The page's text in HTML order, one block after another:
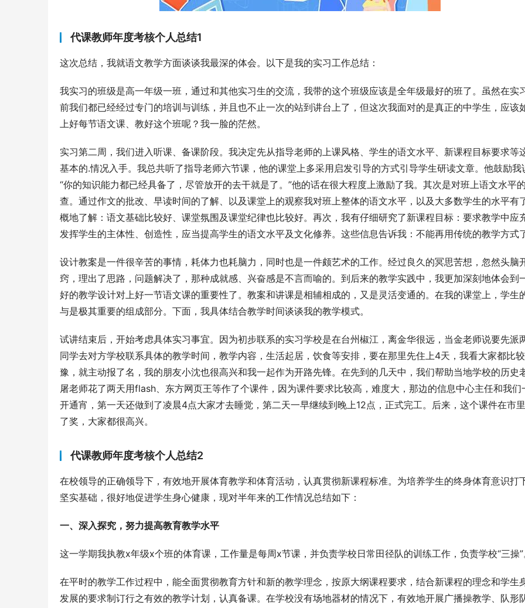
代课教师年度考核个人总结1
这次总结，我就语文教学方面谈谈我最深的体会。以下是我的实习工作总结：
我实习的班级是高一年级一班，通过和其他实习生的交流，我带的这个班级应该是全年级最好的班了。虽然在实
前我们都已经经过专门的培训与训练，并且也不止一次的站到讲台上了，但这次我面对的是真正的中学生，应该
上好每节语文课、教好这个班呢？我一脸的茫然。
实习第二周，我们进入听课、备课阶段。我决定先从指导老师的上课风格、学生的语文水平、新课程目标要求等
基本的.情况入手。我总共听了指导老师六节课，他的课堂上多采用启发引导的方式引导学生研读文章。他鼓励我
“你的知识能力都已经具备了，尽管放开的去干就是了。”他的话在很大程度上激励了我。其次是对班上语文水平
查。通过作文的批改、早读时间的了解、以及课堂上的观察我对班上整体的语文水平，以及大多数学生的水平有
概地了解：语文基础比较好、课堂氛围及课堂纪律也比较好。再次，我有仔细研究了新课程目标：要求教学中应
发挥学生的主体性、创造性，应当提高学生的语文水平及文化修养。这些信息告诉我：不能再用传统的教学方式了
设计教案是一件很辛苦的事情，耗体力也耗脑力，同时也是一件颇艺术的工作。经过良久的冥思苦想，忽然头脑
窍，理出了思路，问题解决了，那种成就感、兴奋感是不言而喻的。到后来的教学实践中，我更加深刻地体会到
好的教学设计对上好一节语文课的重要性了。教案和讲课是相辅相成的，又是灵活变通的。在我的课堂上，学生
与是极其重要的组成部分。下面，我具体结合教学时间谈谈我的教学模式。
试讲结束后，开始考虑具体实习事宜。因为初步联系的实习学校是在台州椒江，离金华很远，当金老师说要先派
同学去对方学校联系具体的教学时间，教学内容，生活起居，饮食等安排，要在那里先住上4天，我看大家都比
豫，就主动报了名，我的朋友小沈也很高兴和我一起作为开路先锋。在先到的几天中，我们帮助当地学校的历史
屠老师花了两天用flash、东方网页王等作了个课件，因为课件要求比较高，难度大，那边的信息中心主任和我们
开通宵，第一天还做到了凌晨4点大家才去睡觉，第二天一早继续到晚上12点，正式完工。后来，这个课件在市
了奖，大家都很高兴。
代课教师年度考核个人总结2
在校领导的正确领导下，有效地开展体育教学和体育活动，认真贯彻新课程标准。为培养学生的终身体育意识打
坚实基础，很好地促进学生身心健康，现对半年来的工作情况总结如下：
一、深入探究，努力提高教育教学水平
这一学期我执教x年级x个班的体育课，工作量是每周x节课，并负责学校日常田径队的训练工作，负责学校“三操”
在平时的教学工作过程中，能全面贯彻教育方针和新的教学理念，按原大纲课程要求，结合新课程的理念和学生
发展的要求制订行之有效的教学计划，认真备课。在学校没有场地器材的情况下，有效地开展广播操教学、队形